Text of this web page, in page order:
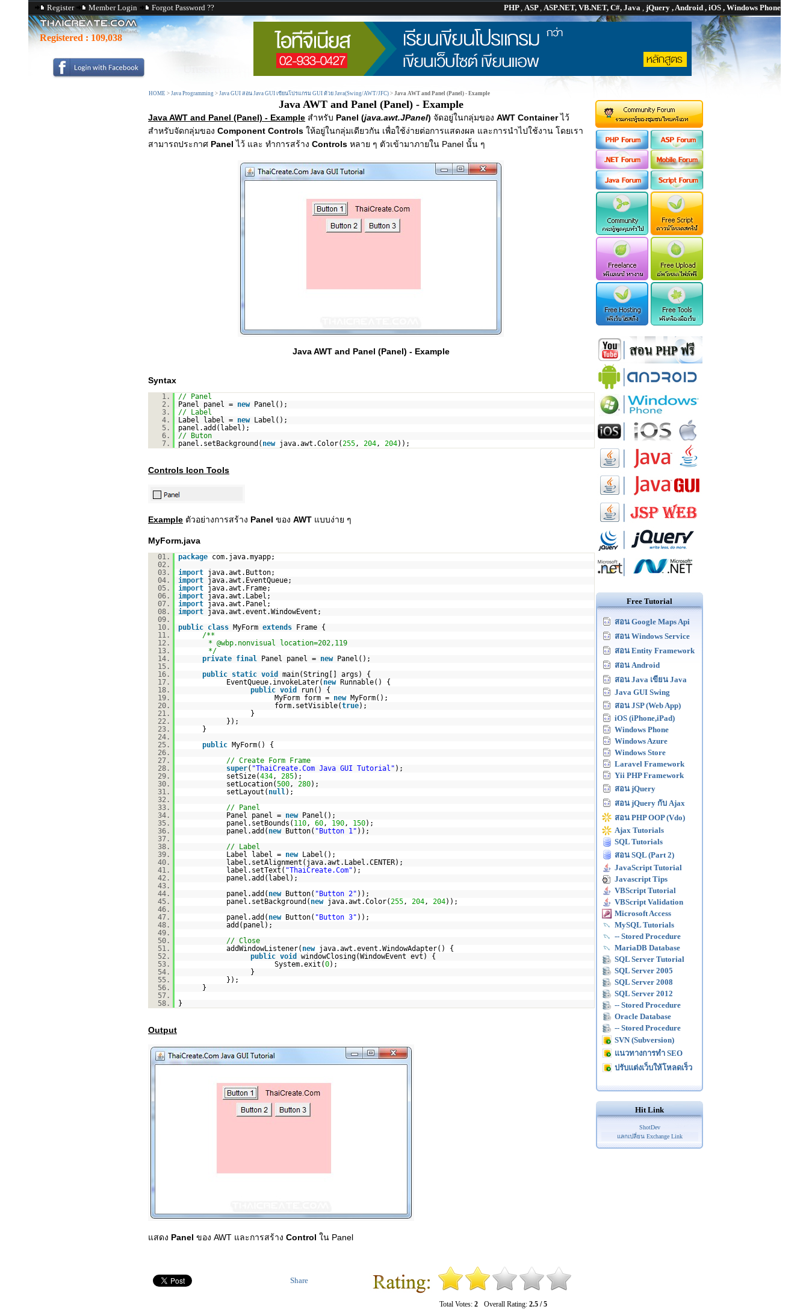
Register Member Login Forgot Password ?? PHP, ASP, ASP.NET, VB.NET, C#, Java , jQuery , Android , iOS , Windows Phone
Registered : 109,038
HOME > Java Programming > Java GUI สอน Java GUI เขียนโปรแกรม GUI ด้วย Java(Swing/AWT/JFC) > Java AWT and Panel (Panel) - Example
Java AWT and Panel (Panel) - Example
Java AWT and Panel (Panel) - Example สำหรับ Panel (java.awt.JPanel) จัดอยู่ในกลุ่มของ AWT Containerไว้
สำหรับจัดกลุ่มของ Component Controls ให้อยู่ในกลุ่มเดียวกัน เพื่อใช้ง่ายต่อการแสดงผล และการนำไปใช้งาน โดยเรา
สามารถประกาศ Panelไว้ และ ทำการสร้าง Controls หลาย ๆ ตัวเข้ามาภายใน Panel นั้น ๆ
Java AWT and Panel (Panel) - Example
Syntax
1.
// Panel
2.
Panel panel = new
Panel();
3.
// Label
4.
Label label = new
Label();
5.
panel.add(label);
6.
// Buton
7.
panel.setBackground( new java.awt.Color(255, 204, 204));
Controls Icon Tools
Example ตัวอย่างการสร้าง Panel ของ AWT แบบง่าย ๆ
MyForm.java
01. package
com.java.myapp;
02.
03.
import
java.awt.Button;
04.
import
java.awt.EventQueue;
05.
import
java.awt.Frame;
06.
import
java.awt.Label;
07.
import
java.awt.Panel;
08.
import
java.awt.event.WindowEvent;
09.
10.
public class MyForm extends
Frame {
11.
/**
12.
* @wbp.nonvisual location=202,119
13.
*/
14.
private final Panel panel = new
Panel();
15.
16.
public static void
main(String[] args) {
17.
EventQueue.invokeLater( new
Runnable() {
18.
public void
run() {
19.
MyForm form = new
MyForm();
20.
form.setVisible(true);
21.
}
22.
});
23.
}
24.
25.
public
MyForm() {
26.
27.
// Create Form Frame
28.
super( "ThaiCreate.Com Java GUI Tutorial" );
29.
setSize(434, 285);
30.
setLocation(500, 280);
31.
setLayout( null);
32.
33.
// Panel
34.
Panel panel = new
Panel();
35.
panel.setBounds( 110, 60, 190, 150);
36.
panel.add( new Button( "Button 1" ));
37.
38.
// Label
39.
Label label = new
Label();
40.
label.setAlignment(java.awt.Label.CENTER);
41.
label.setText( "ThaiCreate.Com" );
42.
panel.add(label);
43.
44.
panel.add( new Button( "Button 2" ));
45.
panel.setBackground( new java.awt.Color(255, 204, 204));
46.
47.
panel.add( new Button( "Button 3" ));
48.
add(panel);
49.
50.
// Close
51.
addWindowListener( new
java.awt.event.WindowAdapter() {
52.
public void
windowClosing(WindowEvent evt) {
53.
System.exit(0);
54.
}
55.
});
56.
}
57.
58.
}
Output
แสดง Panel ของ AWT และการสร้าง Control ใน Panel
Total Votes: 2 Overall Rating: 2.5 / 5
Share
Free Tutorial
สอน Google Maps Api
สอน Windows Service
สอน Entity Framework
สอน Android
สอน Java เขียน Java
Java GUI Swing
สอน JSP (Web App)
iOS (iPhone,iPad)
Windows Phone
Windows Azure
Windows Store
Laravel Framework
Yii PHP Framework
สอน jQuery
สอน jQuery กับ Ajax
สอน PHP OOP (Vdo)
Ajax Tutorials
SQL Tutorials
สอน SQL (Part 2)
JavaScript Tutorial
Javascript Tips
VBScript Tutorial
VBScript Validation
Microsoft Access
MySQL Tutorials
-- Stored Procedure
MariaDB Database
SQL Server Tutorial
SQL Server 2005
SQL Server 2008
SQL Server 2012
-- Stored Procedure
Oracle Database
-- Stored Procedure
SVN (Subversion)
แนวทางการทำ SEO
ปรับแต่งเว็บให้โหลดเร็ว
Hit Link
ShotDev
แลกเปลี่ยน Exchange Link